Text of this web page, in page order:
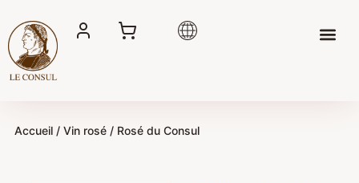
contenu
Accueil/ Vin rosé/ Rosé du Consul